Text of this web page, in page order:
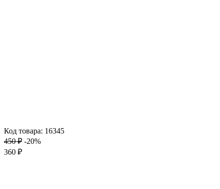
Код товара: 16345
450 ₽ -20%
360 ₽